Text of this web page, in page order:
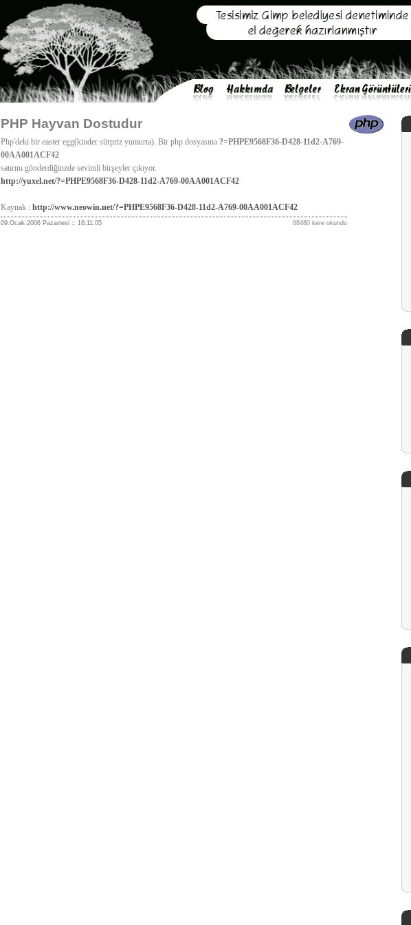
PHP Hayvan Dostudur
Php'deki bir easter egg(kinder sürpriz yumurta). Bir php dosyasına ?=PHPE9568F36-D428-11d2-A769-
00AA001ACF42
satırını gönderdiğinzde sevimli birşeyler çıkıyor.
http://yuxel.net/?=PHPE9568F36-D428-11d2-A769-00AA001ACF42
Kaynak : http://www.neowin.net/?=PHPE9568F36-D428-11d2-A769-00AA001ACF42
09.Ocak.2006 Pazartesi :: 16:11:05 88480 kere okundu